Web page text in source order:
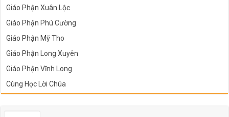
Giáo Phận Xuân Lộc
Giáo Phận Phú Cường
Giáo Phận Mỹ Tho
Giáo Phận Long Xuyên
Giáo Phận Vĩnh Long
Cùng Học Lời Chúa